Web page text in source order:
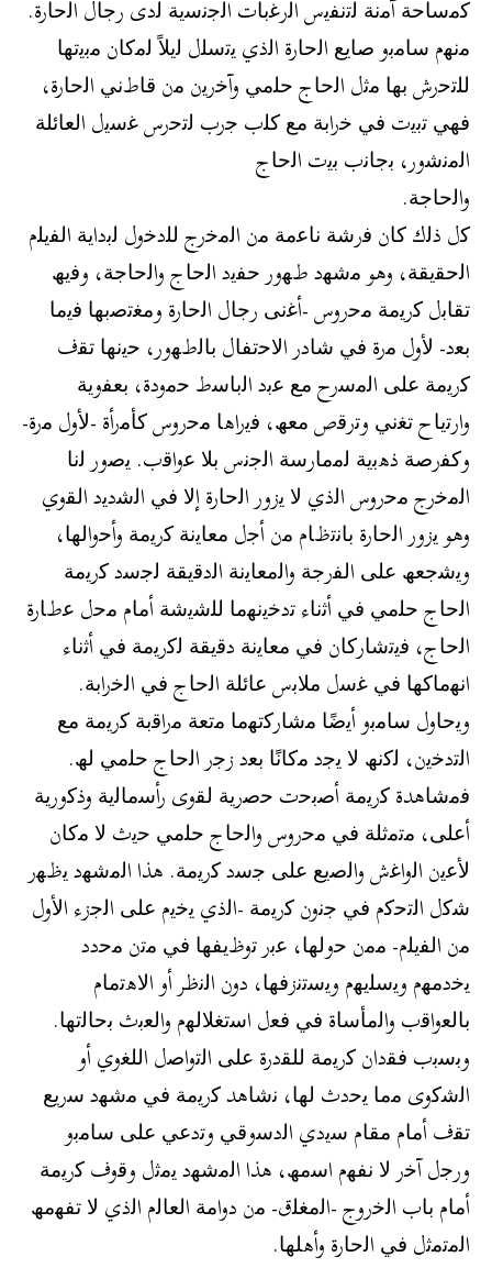
ﻛﻣﺳﺎﺣﺔ آﻣﻧﺔ ﻟﺗﻧﻔﯾس اﻟرﻏﺑﺎت اﻟﺟﻧﺳﯾﺔ ﻟدى رﺟﺎل اﻟﺣﺎرة.
ﻣﻧﮭم ﺳﺎﻣﺑو ﺻﺎﯾﻊ اﻟﺣﺎرة اﻟذي ﯾﺗﺳﻠل ﻟﯾﻼً ﻟﻣﻛﺎن ﻣﺑﯾﺗﮭﺎ
ﻟﻠﺗﺣرش ﺑﮭﺎ ﻣﺛل اﻟﺣﺎج ﺣﻠﻣﻲ وآﺧرﯾن ﻣن ﻗﺎطﻧﻲ اﻟﺣﺎرة،
ﻓﮭﻲ ﺗﺑﯾت ﻓﻲ ﺧراﺑﺔ ﻣﻊ ﻛﻠب ﺟرب ﻟﺗﺣرس ﻏﺳﯾل اﻟﻌﺎﺋﻠﺔ
اﻟﻣﻧﺷور، ﺑﺟﺎﻧب ﺑﯾت اﻟﺣﺎج
واﻟﺣﺎﺟﺔ.
ﻛل ذﻟك ﻛﺎن ﻓرﺷﺔ ﻧﺎﻋﻣﺔ ﻣن اﻟﻣﺧرج ﻟﻠدﺧول ﻟﺑداﯾﺔ اﻟﻔﯾﻠم
اﻟﺣﻘﯾﻘﺔ، وھو ﻣﺷﮭد طﮭور ﺣﻔﯾد اﻟﺣﺎج واﻟﺣﺎﺟﺔ، وﻓﯾﮫ
ﺗﻘﺎﺑل ﻛرﯾﻣﺔ ﻣﺣروس -أﻏﻧﻰ رﺟﺎل اﻟﺣﺎرة وﻣﻐﺗﺻﺑﮭﺎ ﻓﯾﻣﺎ
ﺑﻌد- ﻷول ﻣرة ﻓﻲ ﺷﺎدر اﻻﺣﺗﻔﺎل ﺑﺎﻟطﮭور، ﺣﯾﻧﮭﺎ ﺗﻘف
ﻛرﯾﻣﺔ ﻋﻠﻰ اﻟﻣﺳرح ﻣﻊ ﻋﺑد اﻟﺑﺎﺳط ﺣﻣودة، ﺑﻌﻔوﯾﺔ
وارﺗﯾﺎح ﺗﻐﻧﻲ وﺗرﻗص ﻣﻌﮫ، ﻓﯾراھﺎ ﻣﺣروس ﻛﺄﻣرأة -ﻷول ﻣرة-
وﻛﻔرﺻﺔ ذھﺑﯾﺔ ﻟﻣﻣﺎرﺳﺔ اﻟﺟﻧس ﺑﻼ ﻋواﻗب. ﯾﺻور ﻟﻧﺎ
اﻟﻣﺧرج ﻣﺣروس اﻟذي ﻻ ﯾزور اﻟﺣﺎرة إﻻ ﻓﻲ اﻟﺷدﯾد اﻟﻘوي
وھو ﯾزور اﻟﺣﺎرة ﺑﺎﻧﺗظﺎم ﻣن أﺟل ﻣﻌﺎﯾﻧﺔ ﻛرﯾﻣﺔ وأﺣواﻟﮭﺎ،
وﯾﺷﺟﻌﮫ ﻋﻠﻰ اﻟﻔرﺟﺔ واﻟﻣﻌﺎﯾﻧﺔ اﻟدﻗﯾﻘﺔ ﻟﺟﺳد ﻛرﯾﻣﺔ
اﻟﺣﺎج ﺣﻠﻣﻲ ﻓﻲ أﺛﻧﺎء ﺗدﺧﯾﻧﮭﻣﺎ ﻟﻠﺷﯾﺷﺔ أﻣﺎم ﻣﺣل ﻋطﺎرة
اﻟﺣﺎج، ﻓﯾﺗﺷﺎرﻛﺎن ﻓﻲ ﻣﻌﺎﯾﻧﺔ دﻗﯾﻘﺔ ﻟﻛرﯾﻣﺔ ﻓﻲ أﺛﻧﺎء
اﻧﮭﻣﺎﻛﮭﺎ ﻓﻲ ﻏﺳل ﻣﻼﺑس ﻋﺎﺋﻠﺔ اﻟﺣﺎج ﻓﻲ اﻟﺧراﺑﺔ.
وﯾﺣﺎول ﺳﺎﻣﺑو أﯾﺿًﺎ ﻣﺷﺎرﻛﺗﮭﻣﺎ ﻣﺗﻌﺔ ﻣراﻗﺑﺔ ﻛرﯾﻣﺔ ﻣﻊ
اﻟﺗدﺧﯾن، ﻟﻛﻧﮫ ﻻ ﯾﺟد ﻣﻛﺎﻧًﺎ ﺑﻌد زﺟر اﻟﺣﺎج ﺣﻠﻣﻲ ﻟﮫ.
ﻓﻣﺷﺎھدة ﻛرﯾﻣﺔ أﺻﺑﺣت ﺣﺻرﯾﺔ ﻟﻘوى رأﺳﻣﺎﻟﯾﺔ وذﻛورﯾﺔ
أﻋﻠﻰ، ﻣﺗﻣﺛﻠﺔ ﻓﻲ ﻣﺣروس واﻟﺣﺎج ﺣﻠﻣﻲ ﺣﯾث ﻻ ﻣﻛﺎن
ﻷﻋﯾن اﻟواﻏش واﻟﺻﯾﻊ ﻋﻠﻰ ﺟﺳد ﻛرﯾﻣﺔ. ھذا اﻟﻣﺷﮭد ﯾظﮭر
ﺷﻛل اﻟﺗﺣﻛم ﻓﻲ ﺟﻧون ﻛرﯾﻣﺔ -اﻟذي ﯾﺧﯾم ﻋﻠﻰ اﻟﺟزء اﻷول
ﻣن اﻟﻔﯾﻠم- ﻣﻣن ﺣوﻟﮭﺎ، ﻋﺑر ﺗوظﯾﻔﮭﺎ ﻓﻲ ﻣﺗن ﻣﺣدد
ﯾﺧدﻣﮭم وﯾﺳﻠﯾﮭم وﯾﺳﺗﻧزﻓﮭﺎ، دون اﻟﻧظر أو اﻻھﺗﻣﺎم
ﺑﺎﻟﻌواﻗب واﻟﻣﺄﺳﺎة ﻓﻲ ﻓﻌل اﺳﺗﻐﻼﻟﮭم واﻟﻌﺑث ﺑﺣﺎﻟﺗﮭﺎ.
وﺑﺳﺑب ﻓﻘدان ﻛرﯾﻣﺔ ﻟﻠﻘدرة ﻋﻠﻰ اﻟﺗواﺻل اﻟﻠﻐوي أو
اﻟﺷﻛوى ﻣﻣﺎ ﯾﺣدث ﻟﮭﺎ، ﻧﺷﺎھد ﻛرﯾﻣﺔ ﻓﻲ ﻣﺷﮭد ﺳرﯾﻊ
ﺗﻘف أﻣﺎم ﻣﻘﺎم ﺳﯾدي اﻟدﺳوﻗﻲ وﺗدﻋﻲ ﻋﻠﻰ ﺳﺎﻣﺑو
ورﺟل آﺧر ﻻ ﻧﻔﮭم اﺳﻣﮫ، ھذا اﻟﻣﺷﮭد ﯾﻣﺛل وﻗوف ﻛرﯾﻣﺔ
أﻣﺎم ﺑﺎب اﻟﺧروج -اﻟﻣﻐﻠق- ﻣن دواﻣﺔ اﻟﻌﺎﻟم اﻟذي ﻻ ﺗﻔﮭﻣﮫ
اﻟﻣﺗﻣﺛل ﻓﻲ اﻟﺣﺎرة وأھﻠﮭﺎ.